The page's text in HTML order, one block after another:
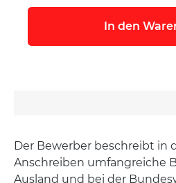
In den
Der Bewerber beschreibt in
Anschreiben umfangreiche
Ausland und bei der